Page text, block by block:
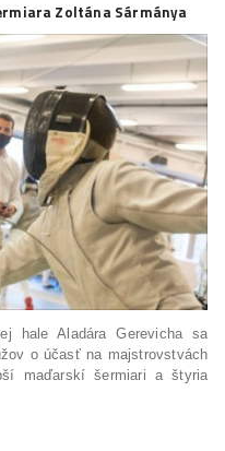
Zoltána Sármánya
hale Aladára Gerevicha sa
o účasť na majstrovstvách
maďarskí šermiari a štyria